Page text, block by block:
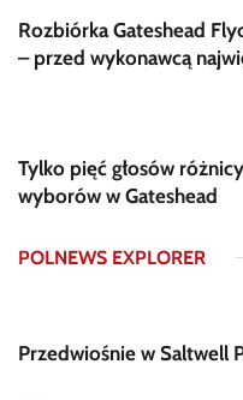
Rozbiórka Gateshead
– przed wykonawcą
Tylko pięć głosów
wyborów w Gateshead
POLNEWS EXPLORER
Przedwiośnie w Saltwell